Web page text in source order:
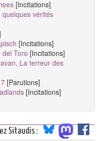
[Incitations]
vérités
[Incitations]
del Toro [Incitations]
La terreur des
[Parutions]
[Incitations]
Sitaudis :